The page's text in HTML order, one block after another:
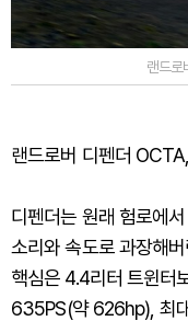
랜드로
랜드로버 디펜더
디펜더는 원래 험로에
소리와 속도로 과장해
핵심은 4.4리터 트윈터
635PS(약 626hp), 최